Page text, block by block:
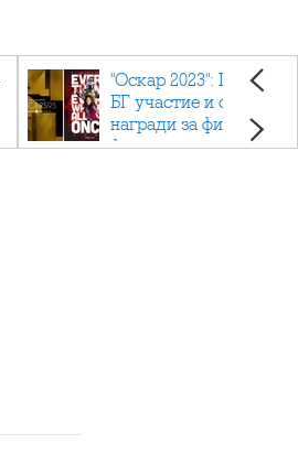
"Оскар 2023": Приз с
БГ участие и седем
награди за филма
фаворит